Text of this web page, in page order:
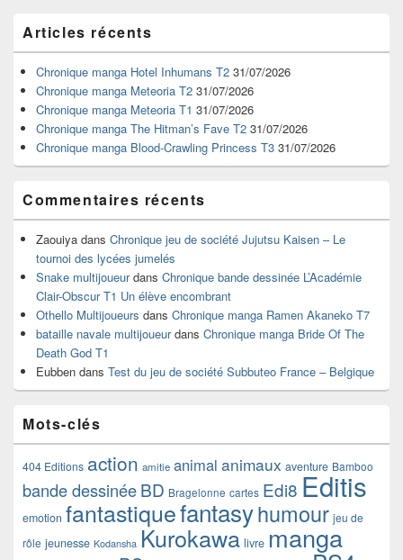
principale
de
widget
pour
barre
latérale
Articles récents
Chronique manga Hotel Inhumans T2 31/07/2026
Chronique manga Meteoria T2 31/07/2026
Chronique manga Meteoria T1 31/07/2026
Chronique manga The Hitman’s Fave T2 31/07/2026
Chronique manga Blood-Crawling Princess T3 31/07/2026
Commentaires récents
Zaouiya dans Chronique jeu de société Jujutsu Kaisen – Le
tournoi des lycées jumelés
Snake multijoueurdans Chronique bande dessinée L’Académie
Clair-Obscur T1 Un élève encombrant
Othello Multijoueurs dans Chronique manga Ramen Akaneko T7
bataille navale multijoueurdans Chronique manga Bride Of The
Death God T1
Eubben dans Test du jeu de société Subbuteo France – Belgique
Mots-clés
404 Editions action amitie animal animaux aventure Bamboo
bande dessinéeBD Bragelonne cartes Edi8 Editis
emotion fantastiquefantasyhumour jeu de
rôle jeunesse Kodansha Kurokawa livre manga